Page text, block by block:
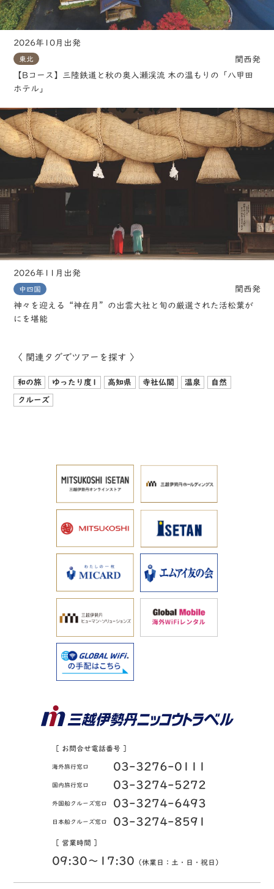
2026年10月出発
東北
関西発
【Bコース】三陸鉄道と秋の奥入瀬渓流 木の温もりの「八甲田
ホテル」
2026年11月出発
中四国
関西発
神々を迎える“神在月”の出雲大社と旬の厳選された活松葉が
にを堪能
〈 関連タグでツアーを探す 〉
和の旅 ゆったり度1 高知県 寺社仏閣 温泉 自然
クルーズ
［ お問合せ電話番号 ］
海外旅行窓口 03-3276-0111
国内旅行窓口 03-3274-5272
外国船クルーズ窓口 03-3274-6493
日本船クルーズ窓口 03-3274-8591
［ 営業時間 ］
09:30〜17:30 （休業日：土・日・祝日）